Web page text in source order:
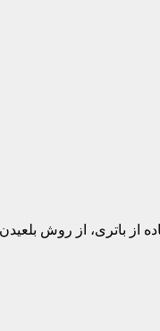
از باتری، از روش